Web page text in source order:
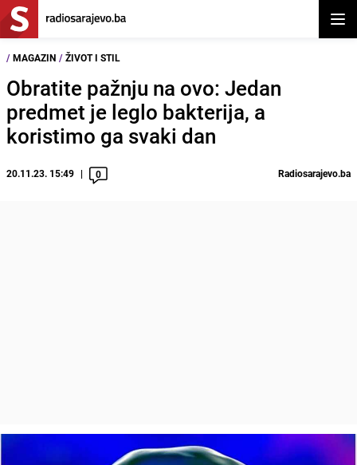
/ MAGAZIN / ŽIVOT I STIL
Obratite pažnju na ovo: Jedan
predmet je leglo bakterija, a
koristimo ga svaki dan
20.11.23. 15:49 0 Radiosarajevo.ba